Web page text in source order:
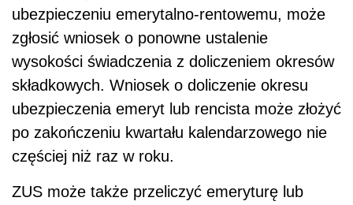
ubezpieczeniu emerytalno-rentowemu, może
zgłosić wniosek o ponowne ustalenie
wysokości świadczenia z doliczeniem okresów
składkowych. Wniosek o doliczenie okresu
ubezpieczenia emeryt lub rencista może złożyć
po zakończeniu kwartału kalendarzowego nie
częściej niż raz w roku.
ZUS może także przeliczyć emeryturę lub